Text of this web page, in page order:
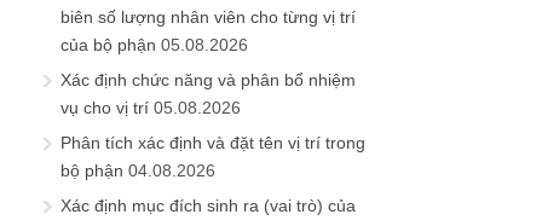
biên số lượng nhân viên cho từng vị trí
của bộ phận 05.08.2026
Xác định chức năng và phân bổ nhiệm
vụ cho vị trí 05.08.2026
Phân tích xác định và đặt tên vị trí trong
bộ phận 04.08.2026
Xác định mục đích sinh ra (vai trò) của